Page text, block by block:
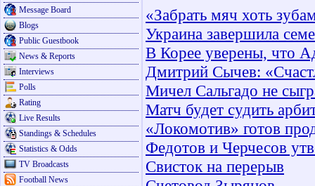
Message Board
Blogs
Public Guestbook
News & Reports
Interviews
Polls
Rating
Live Results
Standings & Schedules
Statistics & Odds
TV Broadcasts
Football News
«Забрать мяч хоть
Украина завершила
В Корее уверены, что
Дмитрий Сычев:
Мичел Сальгадо не
Матч будет судить
«Локомотив» готов
Федотов и Черчесов
Свисток на перерыв